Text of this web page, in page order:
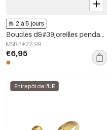
2 à 5 jours
Boucles d&#39;oreilles pendantes en acier inoxydable, chaîne élégante, collection luxueuse pour femmes, idéales pour les fêtes et les soirées.
MSRP €22,99
€6,95
Entrepôt de l'UE